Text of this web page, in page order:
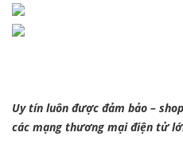
Uy tín luôn được đảm bảo –
các mạng thương mại điện tử